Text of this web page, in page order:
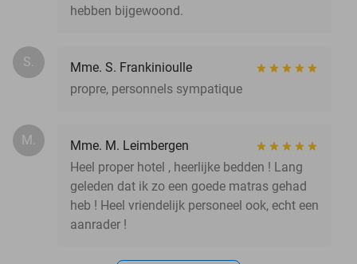
hebben bijgewoond.
S.
Mme. S. Frankinioulle
propre, personnels sympatique
M.
Mme. M. Leimbergen
Heel proper hotel , heerlijke bedden ! Lang
geleden dat ik zo een goede matras gehad
heb ! Heel vriendelijk personeel ook, echt een
aanrader !